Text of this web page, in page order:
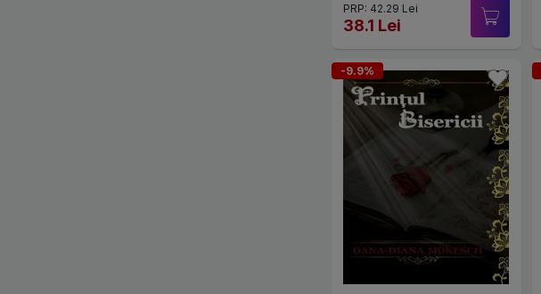
PRP: 42.29 Lei
38.1 Lei
-9.9%